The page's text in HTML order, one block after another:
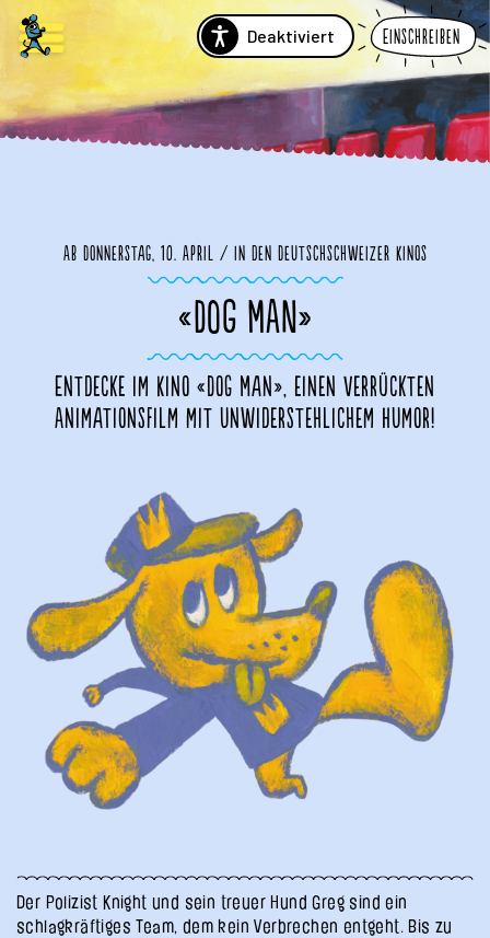
Deaktiviert Einschreiben
Ab Donnerstag, 10. April / in den Deutschschweizer Kinos
«DOG MAN»
Entdecke im Kino «Dog Man», einen verrückten
Animationsfilm mit unwiderstehlichem Humor!
Der Polizist Knight und sein treuer Hund Greg sind ein
schlagkräftiges Team, dem kein Verbrechen entgeht. Bis zu